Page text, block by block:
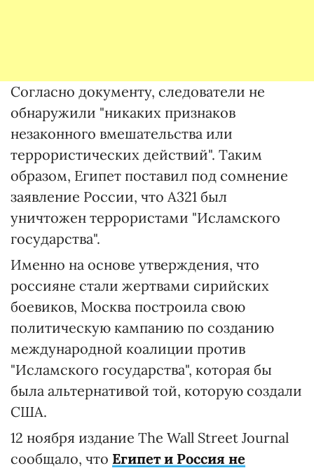
Согласно документу, следователи не
обнаружили "никаких признаков
незаконного вмешательства или
террористических действий". Таким
образом, Египет поставил под сомнение
заявление России, что А321 был
уничтожен террористами "Исламского
государства".
Именно на основе утверждения, что
россияне стали жертвами сирийских
боевиков, Москва построила свою
политическую кампанию по созданию
международной коалиции против
"Исламского государства", которая бы
была альтернативой той, которую создали
США.
12 ноября издание The Wall Street Journal
сообщало, что Египет и Россия не